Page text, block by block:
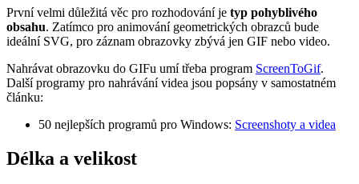
První velmi důležitá věc pro rozhodování je typ pohyblivého
obsahu. Zatímco pro animování geometrických obrazců bude
ideální SVG, pro záznam obrazovky zbývá jen GIF nebo video.
Nahrávat obrazovku do GIFu umí třeba program ScreenToGif.
Další programy pro nahrávání videa jsou popsány v samostatném
článku:
50 nejlepších programů pro Windows: Screenshoty a videa
Délka a velikost